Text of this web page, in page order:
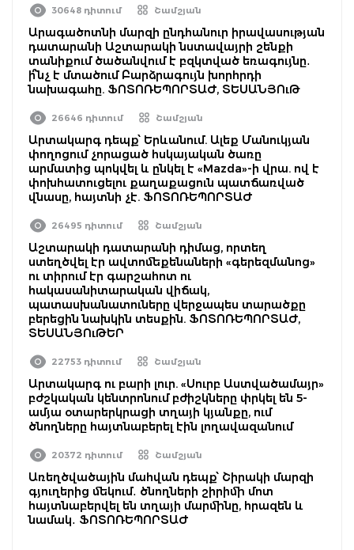
30648 դիտում Շամշյան
Արագածոտնի մարզի ընդհանուր իրավասության
դատարանի Աշտարակի նստավայրի շենքի
տանիքում ծածանվում է բզկտված եռագույնը․
ի՞նչ է մտածում Բարձրագույն խորհրդի
նախագահը. ՖՈՏՈՌԵՊՈՐՏԱԺ, ՏԵՍԱՆՅՈւԹ
26646 դիտում Շամշյան
Արտակարգ դեպք՝ Երևանում. Ալեք Մանուկյան
փողոցում չորացած հսկայական ծառը
արմատից պոկվել և ընկել է «Mazda»-ի վրա. ով է
փոխհատուցելու քաղաքացուն պատճառված
վնասը, հայտնի չէ. ՖՈՏՈՌԵՊՈՐՏԱԺ
26495 դիտում Շամշյան
Աշտարակի դատարանի դիմաց, որտեղ
ստեղծվել էր ավտոմեքենաների «գերեզմանոց»
ու տիրում էր գարշահոտ ու
հակասանիտարական վիճակ,
պատասխանատուները վերջապես տարածքը
բերեցին նախկին տեսքին. ՖՈՏՈՌԵՊՈՐՏԱԺ,
ՏԵՍԱՆՅՈւԹԵՐ
22753 դիտում Շամշյան
Արտակարգ ու բարի լուր. «Սուրբ Աստվածամայր»
բժշկական կենտրոնում բժիշկները փրկել են 5-
ամյա օտարերկրացի տղայի կյանքը, ում
ծնողները հայտնաբերել էին լողավազանում
20372 դիտում Շամշյան
Առեղծվածային մահվան դեպք՝ Շիրակի մարզի
գյուղերից մեկում․ ծնողների շիրիմի մոտ
հայտնաբերվել են տղայի մարմինը, հրազեն և
նամակ․ ՖՈՏՈՌԵՊՈՐՏԱԺ